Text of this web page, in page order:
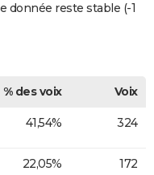
donnée reste stable (-1
% des voix
Voix
41,54% 324
22,05% 172